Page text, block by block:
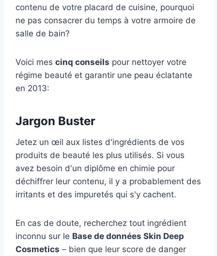
contenu de votre placard de cuisine, pourquoi
ne pas consacrer du temps à votre armoire de
salle de bain?
Voici mes cinq conseils pour nettoyer votre
régime beauté et garantir une peau éclatante
en 2013:
Jargon Buster
Jetez un œil aux listes d'ingrédients de vos
produits de beauté les plus utilisés. Si vous
avez besoin d'un diplôme en chimie pour
déchiffrer leur contenu, il y a probablement des
irritants et des impuretés qui s'y cachent.
En cas de doute, recherchez tout ingrédient
inconnu sur le Base de données Skin Deep
Cosmetics – bien que leur score de danger